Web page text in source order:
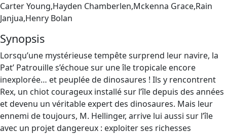
Carter Young,Hayden Chamberlen,Mckenna Grace,Rain
Janjua,Henry Bolan
Synopsis
Lorsqu’une mystérieuse tempête surprend leur navire, la
Pat’ Patrouille s’échoue sur une île tropicale encore
inexplorée… et peuplée de dinosaures ! Ils y rencontrent
Rex, un chiot courageux installé sur l’île depuis des années
et devenu un véritable expert des dinosaures. Mais leur
ennemi de toujours, M. Hellinger, arrive lui aussi sur l’île
avec un projet dangereux : exploiter ses richesses